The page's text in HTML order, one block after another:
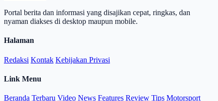
Portal berita dan informasi yang disajikan cepat, ringkas, dan
nyaman diakses di desktop maupun mobile.
Halaman
Redaksi Kontak Kebijakan Privasi
Link Menu
Beranda Terbaru Video News Features Review Tips Motorsport